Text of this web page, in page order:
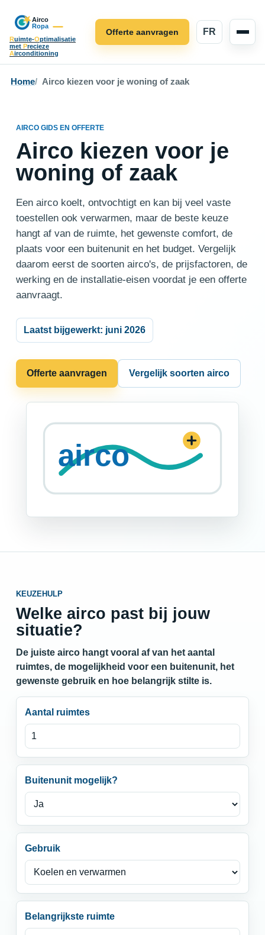
Ruimte-Optimalisatie
met Precieze
Airconditioning
FR
Offerte aanvragen
Home Airco kiezen voor je woning of zaak
AIRCO GIDS EN OFFERTE
Airco kiezen voor je
woning of zaak
Een airco koelt, ontvochtigt en kan bij veel vaste
toestellen ook verwarmen, maar de beste keuze
hangt af van de ruimte, het gewenste comfort, de
plaats voor een buitenunit en het budget. Vergelijk
daarom eerst de soorten airco's, de prijsfactoren, de
werking en de installatie-eisen voordat je een offerte
aanvraagt.
Laatst bijgewerkt: juni 2026
Offerte aanvragen Vergelijk soorten airco
KEUZEHULP
Welke airco past bij jouw
situatie?
De juiste airco hangt vooral af van het aantal
ruimtes, de mogelijkheid voor een buitenunit, het
gewenste gebruik en hoe belangrijk stilte is.
Aantal ruimtes
Buitenunit mogelijk?
Gebruik
Belangrijkste ruimte